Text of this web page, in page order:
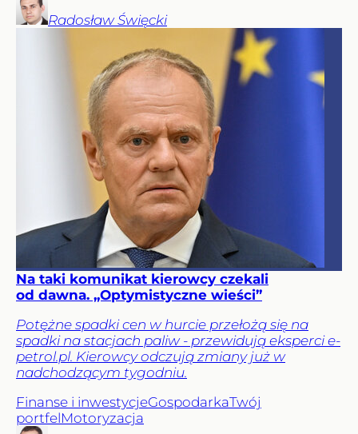
Radosław Święcki
Na taki komunikat kierowcy czekali
od dawna. „Optymistyczne wieści”
Potężne spadki cen w hurcie przełożą się na
spadki na stacjach paliw - przewidują eksperci e-
petrol.pl. Kierowcy odczują zmiany już w
nadchodzącym tygodniu.
Finanse i inwestycjeGospodarkaTwój
portfelMotoryzacja